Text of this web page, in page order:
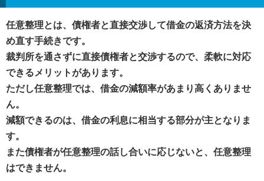
任意整理とは、債権者と直接交渉して借金の返済方法を決
め直す手続きです。
裁判所を通さずに直接債権者と交渉するので、柔軟に対応
できるメリットがあります。
ただし任意整理では、借金の減額率があまり高くありませ
ん。
減額できるのは、借金の利息に相当する部分が主となりま
す。
また債権者が任意整理の話し合いに応じないと、任意整理
はできません。